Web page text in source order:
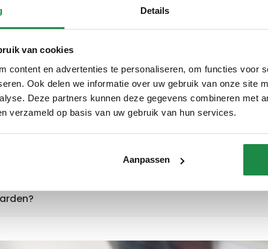
Details
van cookies
content en advertenties te personaliseren, om functies voor
Ook delen we informatie over uw gebruik van onze site
Deze partners kunnen deze gegevens combineren met
verzameld op basis van uw gebruik van hun services.
Aanpassen
contact wordt opgenomen?